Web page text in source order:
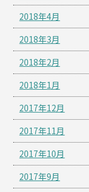
2018年4月
2018年3月
2018年2月
2018年1月
2017年12月
2017年11月
2017年10月
2017年9月